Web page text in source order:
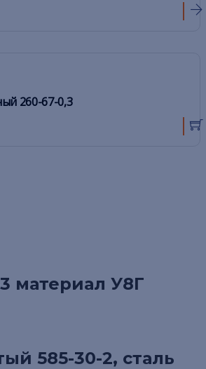
260-67-0,3
материал У8Г
585-30-2, сталь